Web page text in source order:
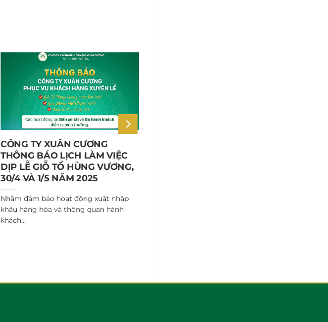
CÔNG TY XUÂN CƯƠNG
THÔNG BÁO LỊCH LÀM VIỆC
DỊP LỄ GIỖ TỔ HÙNG VƯƠNG,
30/4 VÀ 1/5 NĂM 2025
Nhằm đảm bảo hoạt động xuất nhập
khẩu hàng hóa và thông quan hành
khách...